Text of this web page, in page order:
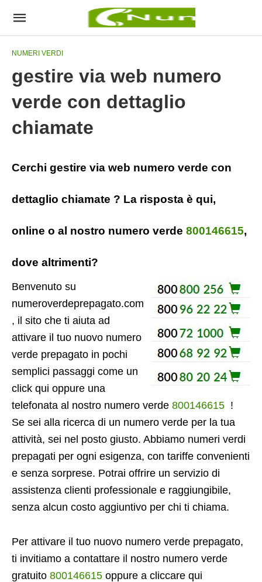
NUMERI VERDI
gestire via web numero
verde con dettaglio
chiamate
Cerchi gestire via web numero verde con
dettaglio chiamate ? La risposta è qui,
online o al nostro numero verde 800146615,
dove altrimenti?
Benvenuto su
numeroverdeprepagato.com
, il sito che ti aiuta ad
attivare il tuo nuovo numero
verde prepagato in pochi
semplici passaggi come un
click qui oppure una
telefonata al nostro numero verde 800146615 !
Se sei alla ricerca di un numero verde per la tua
attività, sei nel posto giusto. Abbiamo numeri verdi
prepagati per ogni esigenza, con tariffe convenienti
e senza sorprese. Potrai offrire un servizio di
assistenza clienti professionale e raggiungibile,
senza alcun costo aggiuntivo per chi ti chiama.
Per attivare il tuo nuovo numero verde prepagato,
ti invitiamo a contattare il nostro numero verde
gratuito 800146615 oppure a cliccare qui